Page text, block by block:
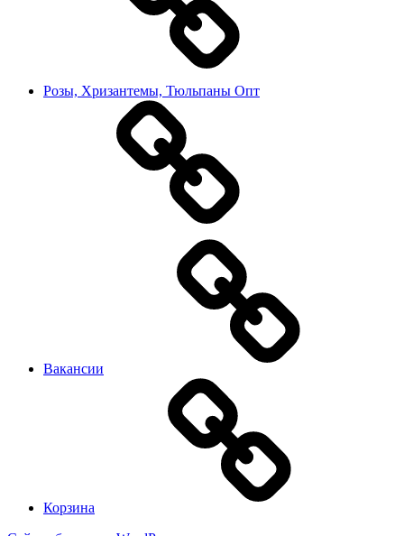
Розы, Хризантемы, Тюльпаны Опт
Вакансии
Корзина